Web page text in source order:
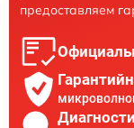
предоставляем